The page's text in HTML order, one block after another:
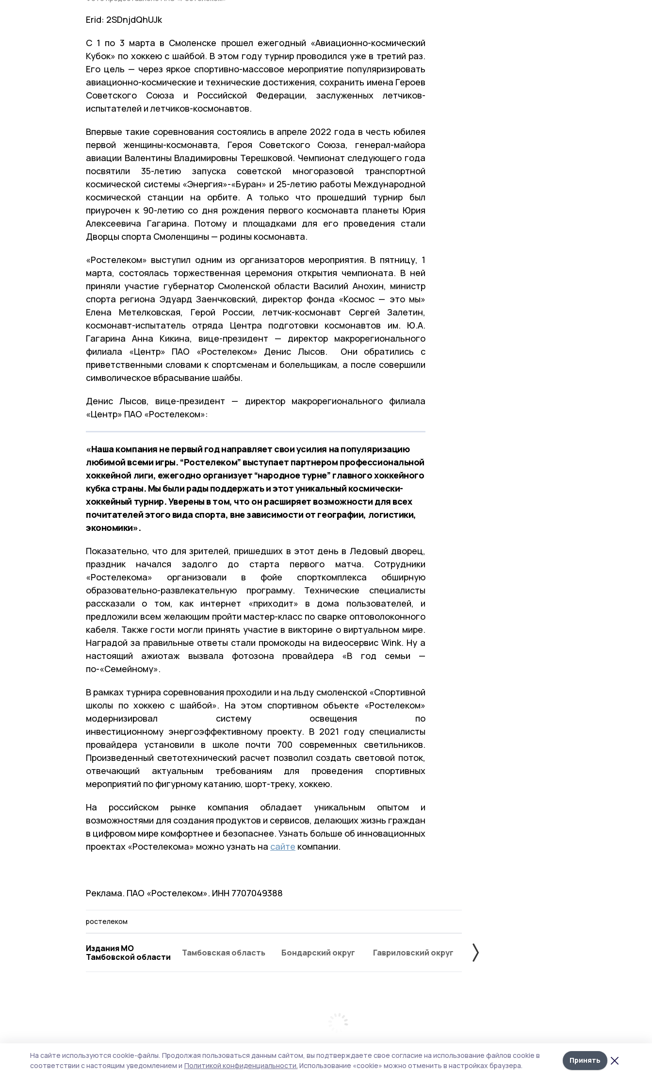
Лента
новостей
Erid: 2SDnjdQhUJk
С 1 по 3 марта в Смоленске прошел ежегодный «Авиационно-космический
Кубок» по хоккею с шайбой. В этом году турнир проводился уже в третий раз.
Его цель — через яркое спортивно-массовое мероприятие популяризировать
авиационно-космические и технические достижения, сохранить имена Героев
Советского Союза и Российской Федерации, заслуженных летчиков-
испытателей и летчиков-космонавтов.
Впервые такие соревнования состоялись в апреле 2022 года в честь юбилея
первой женщины-космонавта, Героя Советского Союза, генерал-майора
авиации Валентины Владимировны Терешковой. Чемпионат следующего года
посвятили 35-летию запуска советской многоразовой транспортной
космической системы «Энергия»-«Буран» и 25-летию работы Международной
космической станции на орбите. А только что прошедший турнир был
приурочен к 90-летию со дня рождения первого космонавта планеты Юрия
Алексеевича Гагарина. Потому и площадками для его проведения стали
Дворцы спорта Смоленщины — родины космонавта.
«Ростелеком» выступил одним из организаторов мероприятия. В пятницу, 1
марта, состоялась торжественная церемония открытия чемпионата. В ней
приняли участие губернатор Смоленской области Василий Анохин, министр
спорта региона Эдуард Заенчковский, директор фонда «Космос — это мы»
Елена Метелковская, Герой России, летчик-космонавт Сергей Залетин,
космонавт-испытатель отряда Центра подготовки космонавтов им. Ю.А.
Гагарина Анна Кикина, вице-президент — директор макрорегионального
филиала «Центр» ПАО «Ростелеком» Денис Лысов. Они обратились с
приветственными словами к спортсменам и болельщикам, а после совершили
символическое вбрасывание шайбы.
Денис Лысов, вице-президент — директор макрорегионального филиала
«Центр» ПАО «Ростелеком»:
«Наша компания не первый год направляет свои усилия на популяризацию
любимой всеми игры. “Ростелеком” выступает партнером профессиональной
хоккейной лиги, ежегодно организует “народное турне” главного хоккейного
кубка страны. Мы были рады поддержать и этот уникальный космически-
хоккейный турнир. Уверены в том, что он расширяет возможности для всех
почитателей этого вида спорта, вне зависимости от географии, логистики,
экономики».
Показательно, что для зрителей, пришедших в этот день в Ледовый дворец,
праздник начался задолго до старта первого матча. Сотрудники
«Ростелекома» организовали в фойе спорткомплекса обширную
образовательно-развлекательную программу. Технические специалисты
рассказали о том, как интернет «приходит» в дома пользователей, и
предложили всем желающим пройти мастер-класс по сварке оптоволоконного
кабеля. Также гости могли принять участие в викторине о виртуальном мире.
Наградой за правильные ответы стали промокоды на видеосервис Wink. Ну а
настоящий ажиотаж вызвала фотозона провайдера «В год семьи —
по-«Семейному».
В рамках турнира соревнования проходили и на льду смоленской «Спортивной
школы по хоккею с шайбой». На этом спортивном объекте «Ростелеком»
модернизировал систему освещения по
инвестиционному энергоэффективному проекту. В 2021 году специалисты
провайдера установили в школе почти 700 современных светильников.
Произведенный светотехнический расчет позволил создать световой поток,
отвечающий актуальным требованиям для проведения спортивных
мероприятий по фигурному катанию, шорт-треку, хоккею.
На российском рынке компания обладает уникальным опытом и
возможностями для создания продуктов и сервисов, делающих жизнь граждан
в цифровом мире комфортнее и безопаснее. Узнать больше об инновационных
проектах «Ростелекома» можно узнать на сайте компании.
Реклама. ПАО «Ростелеком». ИНН 7707049388
ростелеком
Издания МО
Тамбовской области
Тамбовская область Бондарский округ Гавриловский округ Жердевский округ
На сайте используются cookie-файлы. Продолжая пользоваться данным сайтом, вы подтверждаете свое согласие на использование файлов cookie в
соответствии с настоящим уведомлением и Политикой конфиденциальности. Использование «cookie» можно отменить в настройках браузера.
Принять